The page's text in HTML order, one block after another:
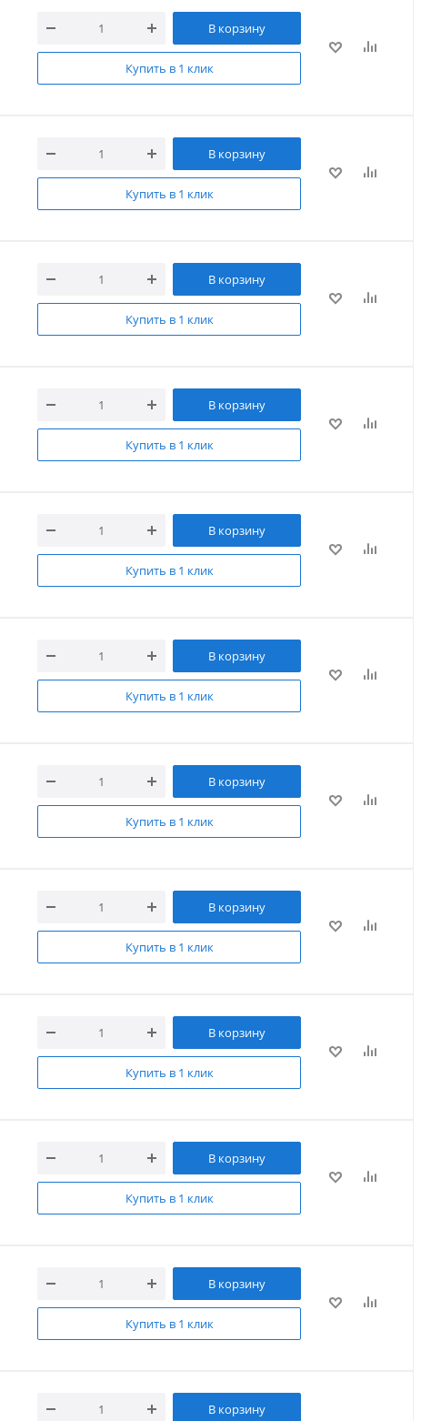
В корзину
Купить в 1 клик
В корзину
Купить в 1 клик
В корзину
Купить в 1 клик
В корзину
Купить в 1 клик
В корзину
Купить в 1 клик
В корзину
Купить в 1 клик
В корзину
Купить в 1 клик
В корзину
Купить в 1 клик
В корзину
Купить в 1 клик
В корзину
Купить в 1 клик
В корзину
Купить в 1 клик
В корзину